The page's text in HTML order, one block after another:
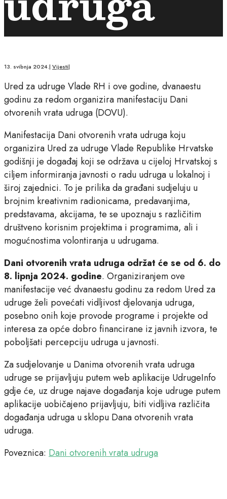
13. svibnja 2024.| Vijesti|
Ured za udruge Vlade RH i ove godine, dvanaestu
godinu za redom organizira manifestaciju Dani
otvorenih vrata udruga (DOVU).
Manifestacija Dani otvorenih vrata udruga koju
organizira Ured za udruge Vlade Republike Hrvatske
godišnji je događaj koji se održava u cijeloj Hrvatskoj s
ciljem informiranja javnosti o radu udruga u lokalnoj i
široj zajednici. To je prilika da građani sudjeluju u
brojnim kreativnim radionicama, predavanjima,
predstavama, akcijama, te se upoznaju s različitim
društveno korisnim projektima i programima, ali i
mogućnostima volontiranja u udrugama.
Dani otvorenih vrata udruga održat će se od 6. do
8. lipnja 2024. godine. Organiziranjem ove
manifestacije već dvanaestu godinu za redom Ured za
udruge želi povećati vidljivost djelovanja udruga,
posebno onih koje provode programe i projekte od
interesa za opće dobro financirane iz javnih izvora, te
poboljšati percepciju udruga u javnosti.
Za sudjelovanje u Danima otvorenih vrata udruga
udruge se prijavljuju putem web aplikacije UdrugeInfo
gdje će, uz druge najave događanja koje udruge putem
aplikacije uobičajeno prijavljuju, biti vidljiva različita
događanja udruga u sklopu Dana otvorenih vrata
udruga.
Poveznica: Dani otvorenih vrata udruga